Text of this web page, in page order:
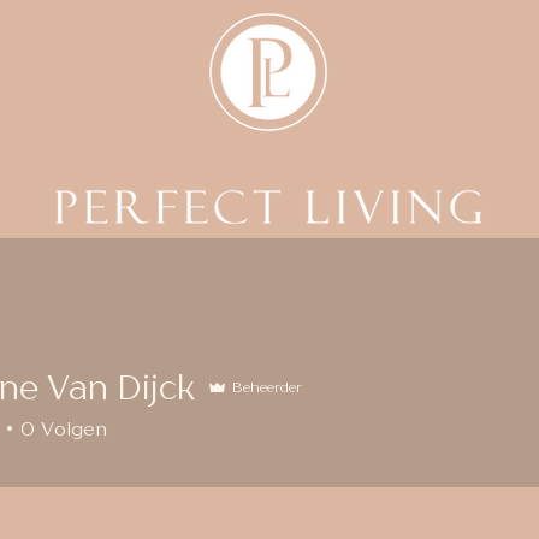
Dijck
Van Dijck Beheerder
0 Volgen